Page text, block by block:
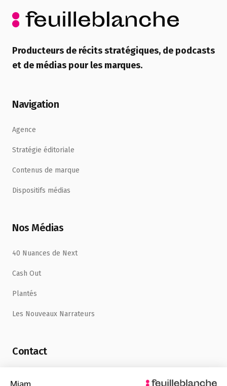
Producteurs de récits stratégiques, de podcasts
et de médias pour les marques.
Navigation
Agence
Stratégie éditoriale
Contenus de marque
Dispositifs médias
Nos Médias
40 Nuances de Next
Cash Out
Plantés
Les Nouveaux Narrateurs
Contact